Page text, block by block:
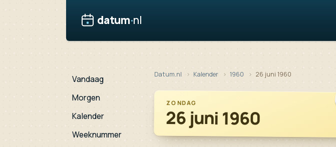
datum·nl
Vandaag
Morgen
Kalender
Weeknummer
Datum.nl Kalender 1960 26 juni 1960
ZONDAG
26 juni 1960